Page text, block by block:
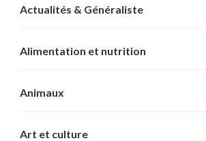
Actualités & Généraliste
Alimentation et nutrition
Animaux
Art et culture